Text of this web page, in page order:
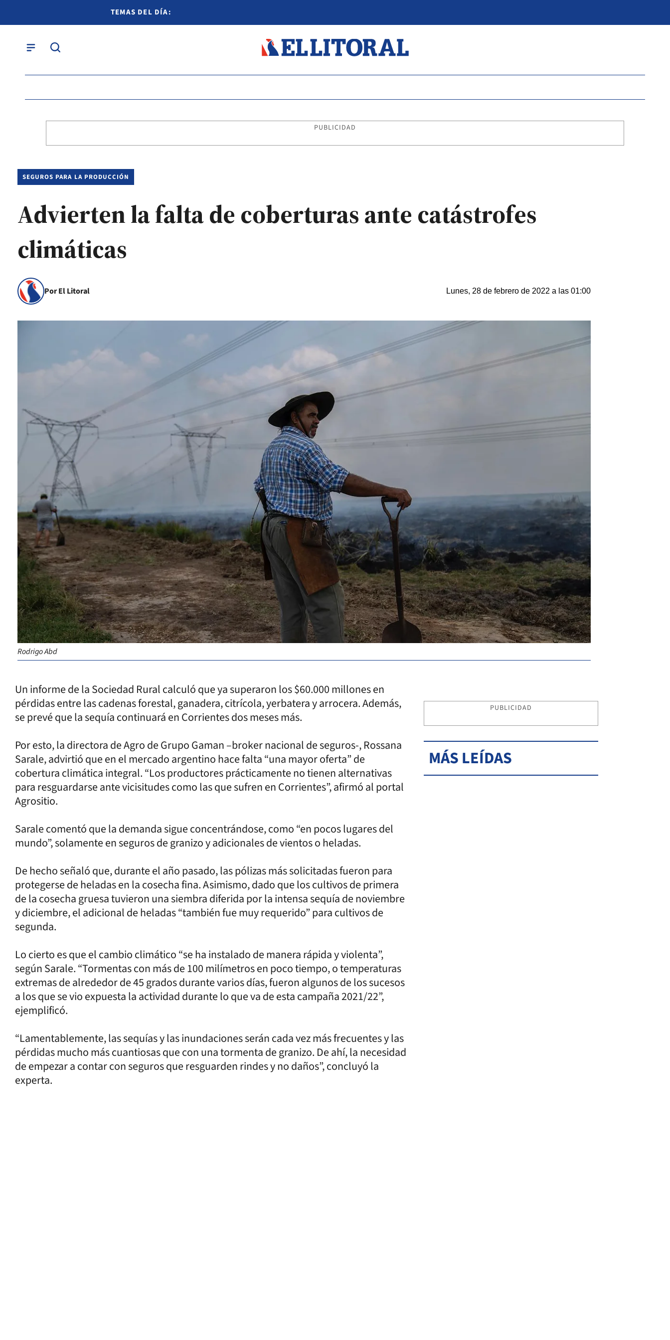
TEMAS DEL DÍA:
PUBLICIDAD
SEGUROS PARA LA PRODUCCIÓN
Advierten la falta de coberturas ante catástrofes
climáticas
Por El Litoral Lunes, 28 de febrero de 2022 a las 01:00
Rodrigo Abd
Un informe de la Sociedad Rural calculó que ya superaron los $60.000 millones en
pérdidas entre las cadenas forestal, ganadera, citrícola, yerbatera y arrocera. Además,
se prevé que la sequía continuará en Corrientes dos meses más.
Por esto, la directora de Agro de Grupo Gaman –broker nacional de seguros-, Rossana
Sarale, advirtió que en el mercado argentino hace falta “una mayor oferta” de
cobertura climática integral. “Los productores prácticamente no tienen alternativas
para resguardarse ante vicisitudes como las que sufren en Corrientes”, afirmó al portal
Agrositio.
Sarale comentó que la demanda sigue concentrándose, como “en pocos lugares del
mundo”, solamente en seguros de granizo y adicionales de vientos o heladas.
De hecho señaló que, durante el año pasado, las pólizas más solicitadas fueron para
protegerse de heladas en la cosecha fina. Asimismo, dado que los cultivos de primera
de la cosecha gruesa tuvieron una siembra diferida por la intensa sequía de noviembre
y diciembre, el adicional de heladas “también fue muy requerido” para cultivos de
segunda.
Lo cierto es que el cambio climático “se ha instalado de manera rápida y violenta”,
según Sarale. “Tormentas con más de 100 milímetros en poco tiempo, o temperaturas
extremas de alrededor de 45 grados durante varios días, fueron algunos de los sucesos
a los que se vio expuesta la actividad durante lo que va de esta campaña 2021/22”,
ejemplificó.
“Lamentablemente, las sequías y las inundaciones serán cada vez más frecuentes y las
pérdidas mucho más cuantiosas que con una tormenta de granizo. De ahí, la necesidad
de empezar a contar con seguros que resguarden rindes y no daños”, concluyó la
experta.
PUBLICIDAD
MÁS LEÍDAS